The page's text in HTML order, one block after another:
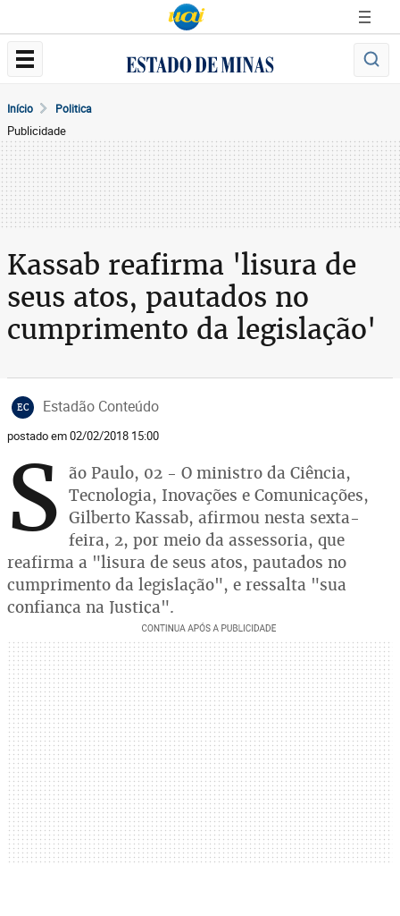
Início Politica
Publicidade
Kassab reafirma 'lisura de
seus atos, pautados no
cumprimento da legislação'
EC Estadão Conteúdo
postado em 02/02/2018 15:00
S ão Paulo, 02 - O ministro da Ciência,
Tecnologia, Inovações e Comunicações,
Gilberto Kassab, afirmou nesta sexta-
feira, 2, por meio da assessoria, que
reafirma a "lisura de seus atos, pautados no
cumprimento da legislação", e ressalta "sua
confiança na Justiça".